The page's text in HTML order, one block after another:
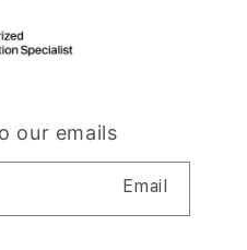
our emails
Email